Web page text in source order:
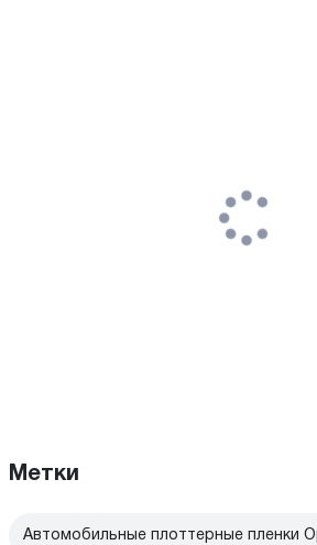
Метки
Автомобильные плоттерные пленки